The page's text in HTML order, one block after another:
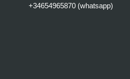
+34654965870 (whatsapp)